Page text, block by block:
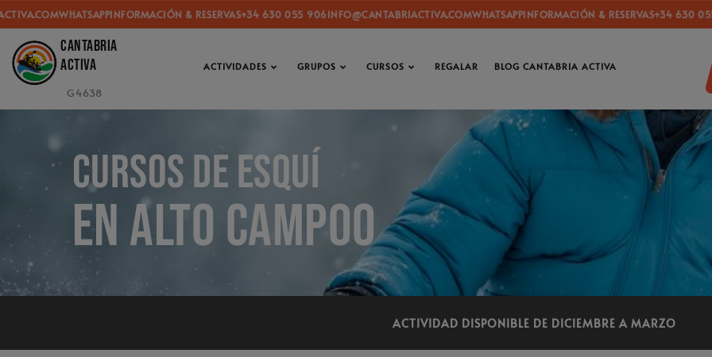
WHATSAPPINFORMACIÓN & RESERVAS+34 630 055 906 INFO@CANTABRIACTIVA.COMWHATSAPPINFORMACIÓN & RESERVAS+34 630 055 906
Cantabria
activa
G4638
ACTIVIDADES GRUPOS CURSOS REGALAR BLOG CANTABRIA ACTIVA
Cursos de esquí
en Alto Campoo
ACTIVIDAD DISPONIBLE DE DICIEMBRE A MARZO